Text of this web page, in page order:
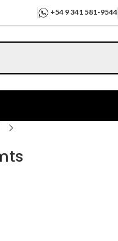
+54 9 341 581-9544